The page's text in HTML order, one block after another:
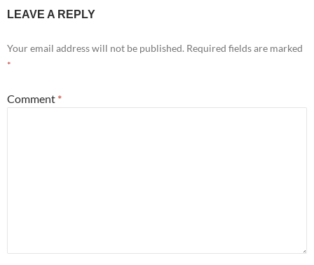
LEAVE A REPLY
Your email address will not be published. Required fields are marked
*
Comment *